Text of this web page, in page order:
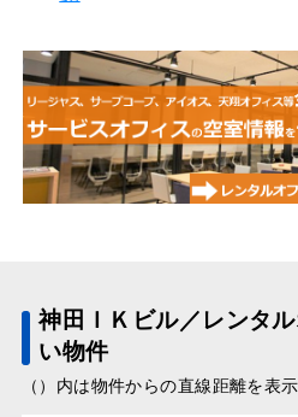
神田ＩＫビル／レンタ
い物件
（）内は物件からの直線距離を表